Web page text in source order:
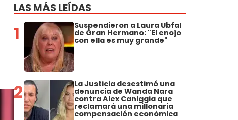
LAS MÁS LEÍDAS
1 Suspendieron a Laura Ubfal
de Gran Hermano: "El enojo
con ella es muy grande"
2 La Justicia desestimó una
denuncia de Wanda Nara
contra Alex Caniggia que
reclamará una millonaria
compensación económica